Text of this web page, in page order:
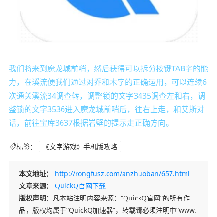
我们将来到魔龙城前哨，然后获得可以拆分按键TAB字的能
力，在溪流便我们通过对乔和木字的正确运用，可以连续6
次通关溪流34调查转，调整锁的文字3435调查左和右，调
整锁的文字3536进入魔龙城前哨后，往右上走，和艾斯对
话，前往宝库3637根据岩壁的提示走正确方向。
标签： 《文字游戏》手机版攻略
本文地址：
http://rongfusz.com/anzhuoban/657.html
文章来源：
QuickQ官网下载
版权声明： 凡本站注明内容来源：“QuickQ官网”的所有作
品，版权均属于“QuickQ加速器”，转载请必须注明中“www.